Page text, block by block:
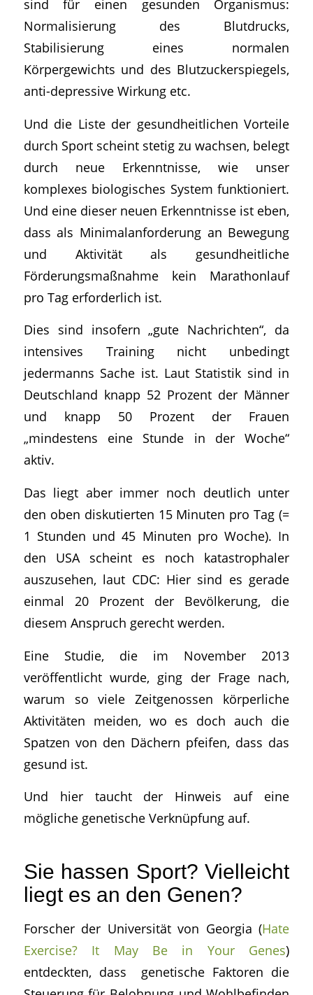
sind für einen gesunden Organismus:
Normalisierung des Blutdrucks,
Stabilisierung eines normalen
Körpergewichts und des Blutzuckerspiegels,
anti-depressive Wirkung etc.
Und die Liste der gesundheitlichen Vorteile
durch Sport scheint stetig zu wachsen, belegt
durch neue Erkenntnisse, wie unser
komplexes biologisches System funktioniert.
Und eine dieser neuen Erkenntnisse ist eben,
dass als Minimalanforderung an Bewegung
und Aktivität als gesundheitliche
Förderungsmaßnahme kein Marathonlauf
pro Tag erforderlich ist.
Dies sind insofern „gute Nachrichten“, da
intensives Training nicht unbedingt
jedermanns Sache ist. Laut Statistik sind in
Deutschland knapp 52 Prozent der Männer
und knapp 50 Prozent der Frauen
„mindestens eine Stunde in der Woche“
aktiv.
Das liegt aber immer noch deutlich unter
den oben diskutierten 15 Minuten pro Tag (=
1 Stunden und 45 Minuten pro Woche). In
den USA scheint es noch katastrophaler
auszusehen, laut CDC: Hier sind es gerade
einmal 20 Prozent der Bevölkerung, die
diesem Anspruch gerecht werden.
Eine Studie, die im November 2013
veröffentlicht wurde, ging der Frage nach,
warum so viele Zeitgenossen körperliche
Aktivitäten meiden, wo es doch auch die
Spatzen von den Dächern pfeifen, dass das
gesund ist.
Und hier taucht der Hinweis auf eine
mögliche genetische Verknüpfung auf.
Sie hassen Sport? Vielleicht
liegt es an den Genen?
Forscher der Universität von Georgia (Hate
Exercise? It May Be in Your Genes)
entdeckten, dass genetische Faktoren die